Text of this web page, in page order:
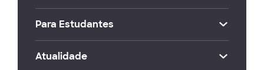
Para Estudantes
Atualidade